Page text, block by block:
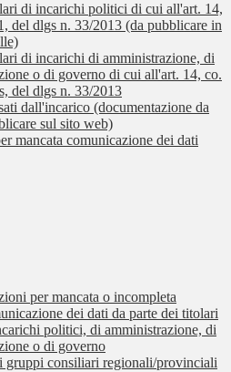
di incarichi politici di cui all'art. 14,
del dlgs n. 33/2013 (da pubblicare in
di incarichi di amministrazione, di
o di governo di cui all'art. 14, co.
del dlgs n. 33/2013
dall'incarico (documentazione da
sul sito web)
mancata comunicazione dei dati
per mancata o incompleta
dei dati da parte dei titolari
politici, di amministrazione, di
o di governo
gruppi consiliari regionali/provinciali